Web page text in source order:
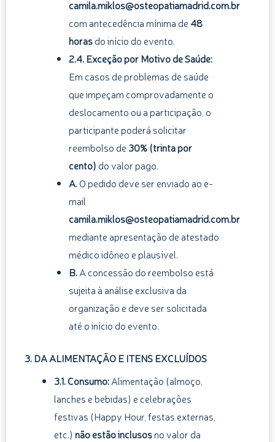
camila.miklos@osteopatiamadrid.com.br
com antecedência mínima de 48
horasdo início do evento.
2.4. Exceção por Motivo de Saúde:
Em casos de problemas de saúde
que impeçam comprovadamente o
deslocamento ou a participação, o
participante poderá solicitar
reembolso de 30% (trinta por
cento) do valor pago.
A.O pedido deve ser enviado ao e-
mail
camila.miklos@osteopatiamadrid.com.br
mediante apresentação de atestado
médico idôneo e plausível.
B.A concessão do reembolso está
sujeita à análise exclusiva da
organização e deve ser solicitada
até o início do evento.
3. DA ALIMENTAÇÃO E ITENS EXCLUÍDOS
3.1. Consumo:Alimentação (almoço,
lanches e bebidas) e celebrações
festivas (Happy Hour, festas externas,
etc.) não estão inclusosno valor da